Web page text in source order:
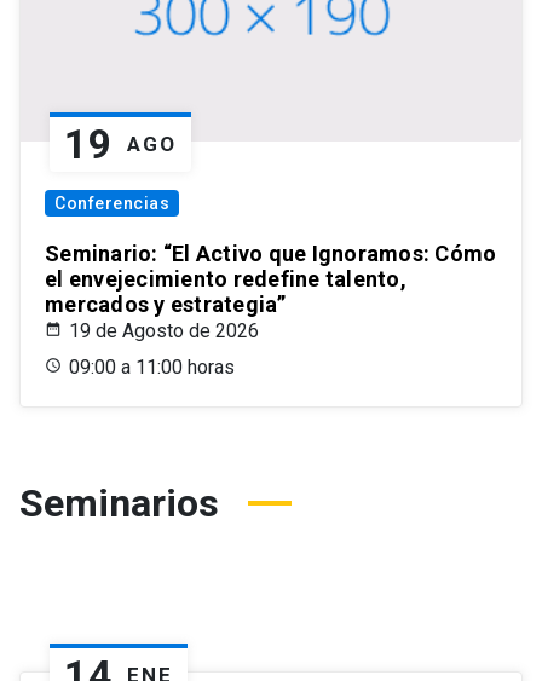
19 AGO
Conferencias
Seminario: “El Activo que Ignoramos: Cómo
el envejecimiento redefine talento,
mercados y estrategia”
19 de Agosto de 2026
09:00 a 11:00 horas
Seminarios
ENE